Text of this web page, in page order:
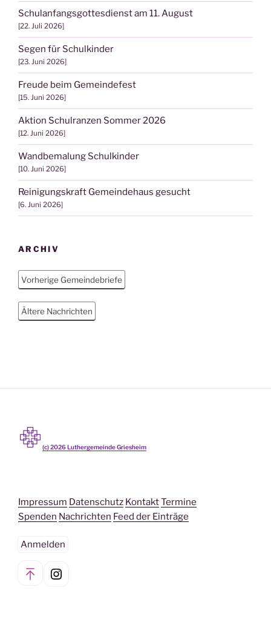
Schulanfangsgottesdienst am 11. August
22. Juli 2026
Segen für Schulkinder
23. Juni 2026
Freude beim Gemeindefest
15. Juni 2026
Aktion Schulranzen Sommer 2026
12. Juni 2026
Wandbemalung Schulkinder
10. Juni 2026
Reinigungskraft Gemeindehaus gesucht
6. Juni 2026
ARCHIV
Vorherige Gemeindebriefe
Ältere Nachrichten
(c)2026Luthergemeinde Griesheim
Impressum Datenschutz KontaktTermine
Spenden Nachrichten Feed der Einträge
Anmelden